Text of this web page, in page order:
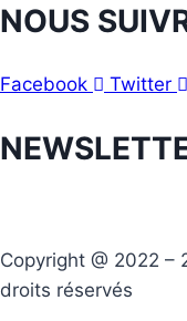
NOUS
Facebook Twitter
Copyright @ 2022 –
droits réservés